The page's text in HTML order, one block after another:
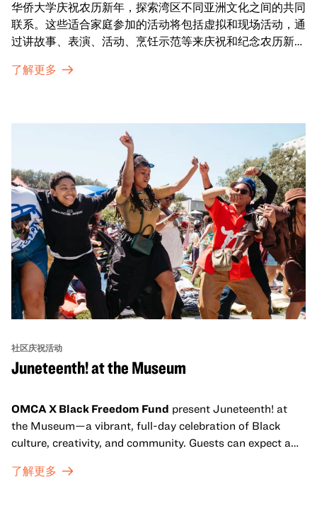
华侨大学庆祝农历新年，探索湾区不同亚洲文化之间的共同
联系。这些适合家庭参加的活动将包括虚拟和现场活动，通
过讲故事、表演、活动、烹饪示范等来庆祝和纪念农历新年
通过亲身参与和虚拟的治疗圈来相互支持。
了解更多
社区庆祝活动
Juneteenth! at the Museum
OMCA X Black Freedom Fund present Juneteenth! at
the Museum—a vibrant, full-day celebration of Black
culture, creativity, and community. Guests can expect a
sets from boundary-pushing artists, delicious offerings
了解更多